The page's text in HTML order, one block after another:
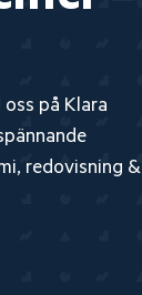
på Klara
redovisning &